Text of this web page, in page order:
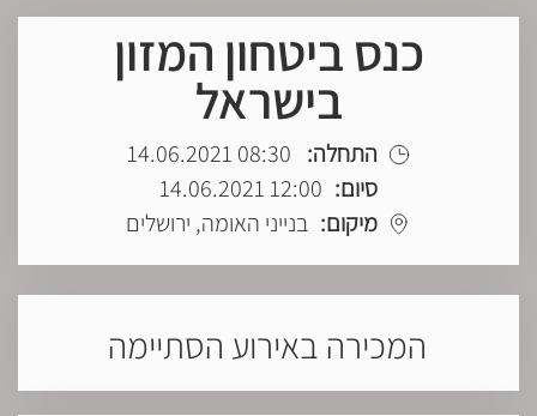
כנס ביטחון המזון
בישראל
התחלה: 08:30 14.06.2021
סיום: 12:00 14.06.2021
מיקום: בנייני האומה, ירושלים
המכירה באירוע הסתיימה